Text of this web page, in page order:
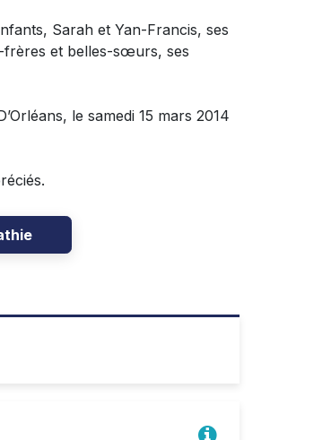
Sarah et Yan-Francis, ses
frères et belles-sœurs, ses
le samedi 15 mars 2014